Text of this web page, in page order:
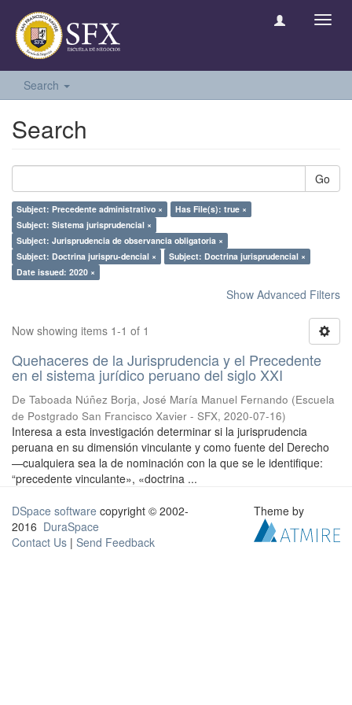
Search
Search
Go
Subject: Precedente administrativo ×
Has File(s): true ×
Subject: Sistema jurisprudencial ×
Subject: Jurisprudencia de observancia obligatoria ×
Subject: Doctrina jurispru-dencial ×
Subject: Doctrina jurisprudencial ×
Date issued: 2020 ×
Show Advanced Filters
Now showing items 1-1 of 1
Quehaceres de la Jurisprudencia y el Precedente
en el sistema jurídico peruano del siglo XXI
De Taboada Núñez Borja, José María Manuel Fernando (Escuela
de Postgrado San Francisco Xavier - SFX, 2020-07-16)
Interesa a esta investigación determinar si la jurisprudencia
peruana en su dimensión vinculante y como fuente del Derecho
—cualquiera sea la de nominación con la que se le identifique:
“precedente vinculante», «doctrina ...
DSpace software copyright © 2002-
2016 DuraSpace
Contact Us | Send Feedback
Theme by